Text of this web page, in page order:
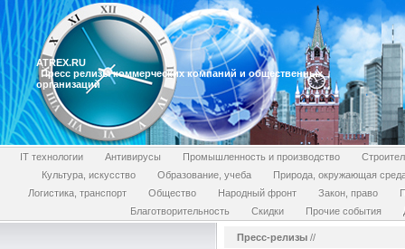
ATREX.RU
Пресс релизы коммерческих компаний и общественных
организаций
IT технологии Антивирусы Промышленность и производство
Культура, искусство
Образование, учеба
Природа, окружающая
Логистика, транспорт
Общество Народный фронт Закон, право
Благотворительность
Скидки Прочие события
Пресс-релизы //